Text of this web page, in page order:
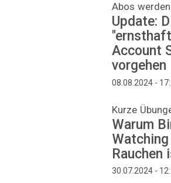
Abos
Update:
Account
vorgehen
08.08.2024 -
Kurze
Warum
Rauchen
30.07.2024 -